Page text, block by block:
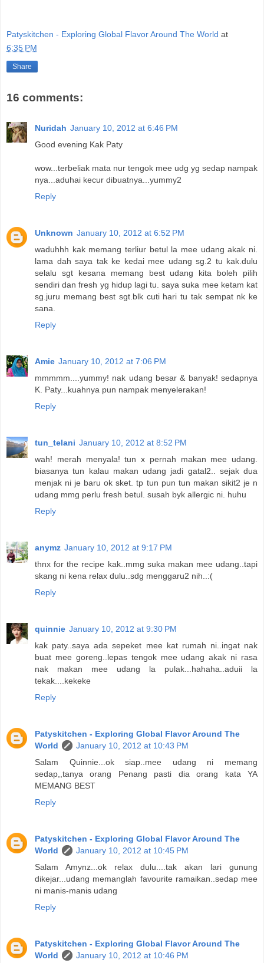
Patyskitchen - Exploring Global Flavor Around The World at
6:35 PM
Share
16 comments:
Nuridah January 10, 2012 at 6:46 PM
Good evening Kak Paty
wow...terbeliak mata nur tengok mee udg yg sedap nampak
nya...aduhai kecur dibuatnya...yummy2
Reply
Unknown January 10, 2012 at 6:52 PM
waduhhh kak memang terliur betul la mee udang akak ni.
lama dah saya tak ke kedai mee udang sg.2 tu kak.dulu
selalu sgt kesana memang best udang kita boleh pilih
sendiri dan fresh yg hidup lagi tu. saya suka mee ketam kat
sg.juru memang best sgt.blk cuti hari tu tak sempat nk ke
sana.
Reply
Amie January 10, 2012 at 7:06 PM
mmmmm....yummy! nak udang besar & banyak! sedapnya
K. Paty...kuahnya pun nampak menyelerakan!
Reply
tun_telani January 10, 2012 at 8:52 PM
wah! merah menyala! tun x pernah makan mee udang.
biasanya tun kalau makan udang jadi gatal2.. sejak dua
menjak ni je baru ok sket. tp tun pun tun makan sikit2 je n
udang mmg perlu fresh betul. susah byk allergic ni. huhu
Reply
anymz January 10, 2012 at 9:17 PM
thnx for the recipe kak..mmg suka makan mee udang..tapi
skang ni kena relax dulu..sdg menggaru2 nih..:(
Reply
quinnie January 10, 2012 at 9:30 PM
kak paty..saya ada sepeket mee kat rumah ni..ingat nak
buat mee goreng..lepas tengok mee udang akak ni rasa
nak makan mee udang la pulak...hahaha..aduii la
tekak....kekeke
Reply
Patyskitchen - Exploring Global Flavor Around The
World
January 10, 2012 at 10:43 PM
Salam Quinnie...ok siap..mee udang ni memang
sedap,,tanya orang Penang pasti dia orang kata YA
MEMANG BEST
Reply
Patyskitchen - Exploring Global Flavor Around The
World
January 10, 2012 at 10:45 PM
Salam Amynz...ok relax dulu....tak akan lari gunung
dikejar...udang memanglah favourite ramaikan..sedap mee
ni manis-manis udang
Reply
Patyskitchen - Exploring Global Flavor Around The
World
January 10, 2012 at 10:46 PM